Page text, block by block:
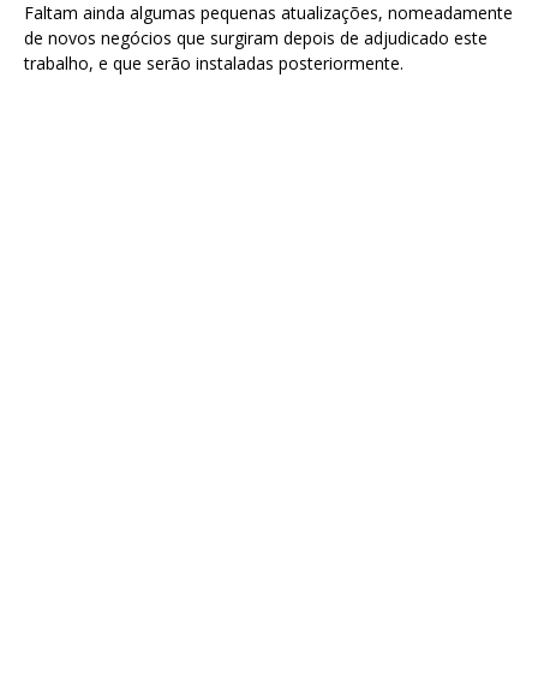
Faltam ainda algumas pequenas atualizações, nomeadamente
de novos negócios que surgiram depois de adjudicado este
trabalho, e que serão instaladas posteriormente.